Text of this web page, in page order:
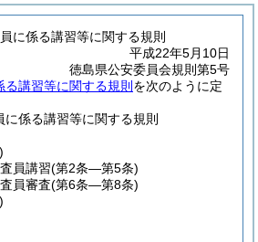
に係る講習等に関する規則
平成22年5月10日
徳島県公安委員会規則第5号
講習等に関する規則 を次のように定
係る講習等に関する規則
員講習(第2条―第5条)
員審査(第6条―第8条)